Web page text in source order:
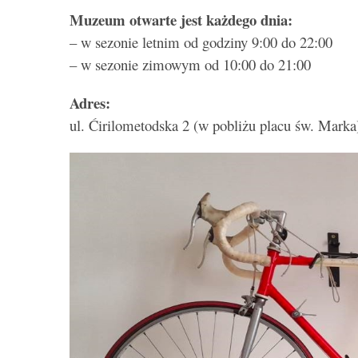
Muzeum otwarte jest każdego dnia:
– w sezonie letnim od godziny 9:00 do 22:00
– w sezonie zimowym od 10:00 do 21:00
Adres:
ul. Ćirilometodska 2 (w pobliżu placu św.